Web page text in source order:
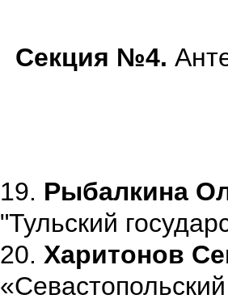
Секция №4.
19. Рыбалкина
"Тульский
20. Харитонов